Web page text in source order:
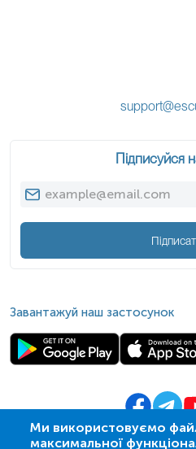
Ми використовуємо
максимальної
Підписуйся
Завантажуй наш застосунок